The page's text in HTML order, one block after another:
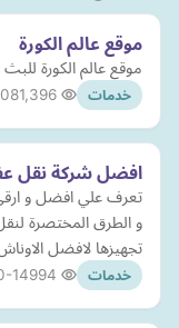
موقع عالم الكورة
موقع عالم الكورة
خدمات
افضل شركة نقل
تعرف علي افضل و
و الطرق المختصرة
تجهيزها لافضل
خدمات 14